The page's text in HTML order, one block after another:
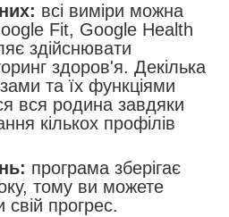
всі виміри можна
Fit, Google Health
здійснювати
здоров'я. Декілька
та їх функціями
вся родина завдяки
кількох профілів
програма зберігає
тому ви можете
свій прогрес.